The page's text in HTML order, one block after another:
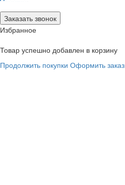
Избранное
Товар успешно добавлен в корзину
Продолжить покупки Оформить заказ